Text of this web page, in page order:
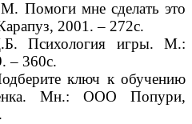
Помоги мне сделать это
2001. – 272с.
Психология игры. М.:
– 360с.
ключ к обучению
Мн.: ООО Попури,